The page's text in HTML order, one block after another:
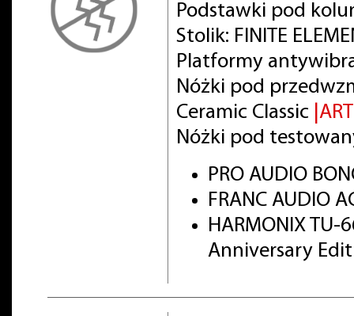
Podstawki pod
Stolik: FINITE
Platformy
Nóżki pod
Ceramic Classic
Nóżki pod
PRO AUDIO
FRANC AUDIO
HARMONIX TU-
Anniversary